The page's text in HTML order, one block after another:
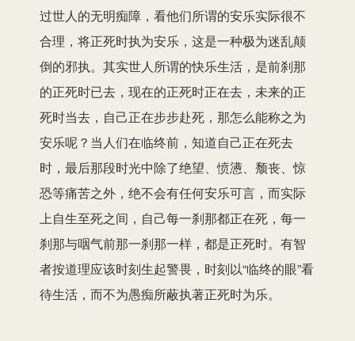
过世人的无明痴障，看他们所谓的安乐实际很不
合理，将正死时执为安乐，这是一种极为迷乱颠
倒的邪执。其实世人所谓的快乐生活，是前刹那
的正死时已去，现在的正死时正在去，未来的正
死时当去，自己正在步步赴死，那怎么能称之为
安乐呢？当人们在临终前，知道自己正在死去
时，最后那段时光中除了绝望、愤懑、颓丧、惊
恐等痛苦之外，绝不会有任何安乐可言，而实际
上自生至死之间，自己每一刹那都正在死，每一
刹那与咽气前那一刹那一样，都是正死时。有智
者按道理应该时刻生起警畏，时刻以“临终的眼”看
待生活，而不为愚痴所蔽执著正死时为乐。